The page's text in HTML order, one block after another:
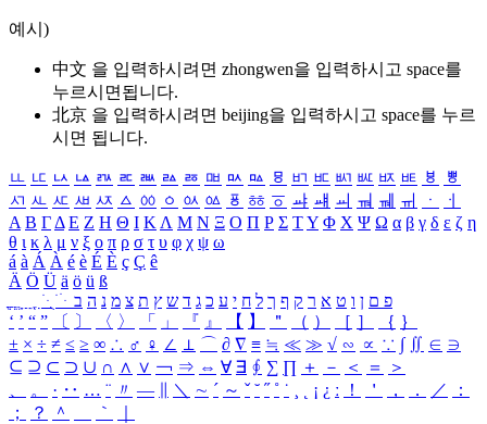
예시)
中文 을 입력하시려면 zhongwen을 입력하시고 space를
누르시면됩니다.
北京 을 입력하시려면 beijing을 입력하시고 space를 누르
시면 됩니다.
ㅥ ㅦ ㅧ ㅨ ㅩ ㅪ ㅫ ㅬ ㅭ ㅮ ㅯ ㅰ ㅱ ㅲ ㅳ ㅴ ㅵ ㅶ ㅷ ㅸ
ㅹ
ㅺ ㅻ ㅼ ㅽ ㅾ ㅿ ㆀ ㆁ ㆂ ㆃ ㆄ ㆅ ㆆ ㆇ ㆈ ㆉ ㆊ ㆋ ㆌ ㆍ
ㆎ
Α Β ΓΔ Ε Ζ Η Θ Ι ΚΛ Μ Ν Ξ Ο Π Ρ Σ ΤΥ Φ Χ Ψ Ω α β γ δ ε ζ η
θ ι κ λ μ ν ξ ο π ρ σ τ υ φ χ ψ ω
á à Á À é è É È ç Ç ê
Ä Ö Ü ä ö ü ß
ִֶֹ ֻּ ׁׂ פ ם ן ו ט א ר ק ף ך ל ח י ע כ ג ד ש ץ ת צ מ נ ה ב
‘ ’ “ ” 〔 〕 〈 〉 「 」 『 』 【 】 ＂ （ ） ［ ］ ｛ ｝
± × ÷ ≠ ≤ ≥ ∞ ∴ ♂ ♀ ∠ ⊥ ⌒ ∂ ∇ ≡ ≒ ≪ ≫ √ ∽ ∝ ∵ ∫ ∬ ∈ ∋
⊆ ⊇ ⊂ ⊃ ∪ ∩ ∧ ∨ ￢ ⇒ ⇔ ∀ ∃ ∮ ∑ ∏ ＋ － ＜ ＝
＞
、
。 · ‥ … ¨ 〃 ― ＼ ∼ ´ ～ ˇ ˘ ˝ ˚ ˙ ¸ ¡ ¿ ː ！ ＇ ， ． ／
：
；
？ ＾ ｀